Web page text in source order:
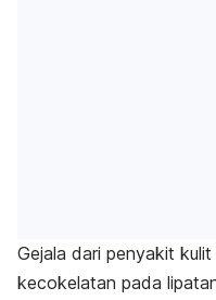
Gejala dari penyakit
kecokelatan pada